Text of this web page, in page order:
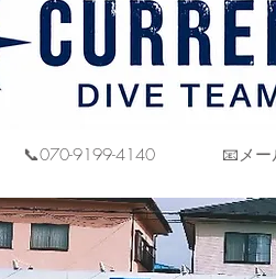
📞070-9199-4140 📧メー